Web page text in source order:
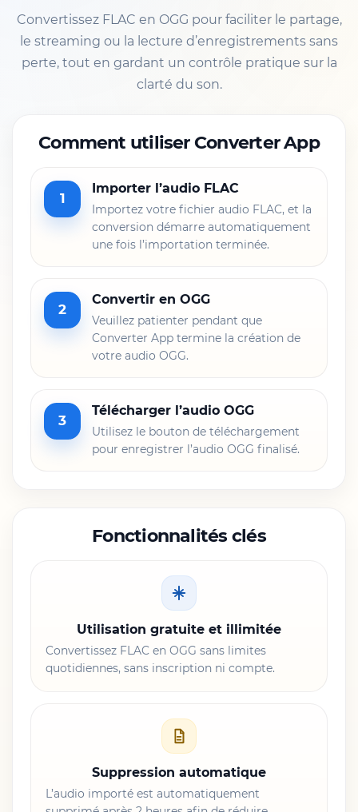
Convertissez FLAC en OGG pour faciliter le partage,
le streaming ou la lecture d’enregistrements sans
perte, tout en gardant un contrôle pratique sur la
clarté du son.
Comment utiliser Converter App
1
Importer l’audio FLAC
Importez votre fichier audio FLAC, et la
conversion démarre automatiquement
une fois l’importation terminée.
2
Convertir en OGG
Veuillez patienter pendant que
Converter App termine la création de
votre audio OGG.
3
Télécharger l’audio OGG
Utilisez le bouton de téléchargement
pour enregistrer l’audio OGG finalisé.
Fonctionnalités clés
Utilisation gratuite et illimitée
Convertissez FLAC en OGG sans limites
quotidiennes, sans inscription ni compte.
Suppression automatique
L’audio importé est automatiquement